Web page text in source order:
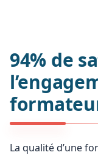
94% de
La qualité d’une